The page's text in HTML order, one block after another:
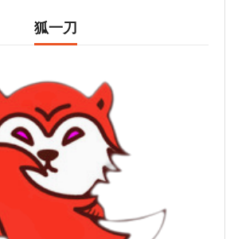
狐一刀